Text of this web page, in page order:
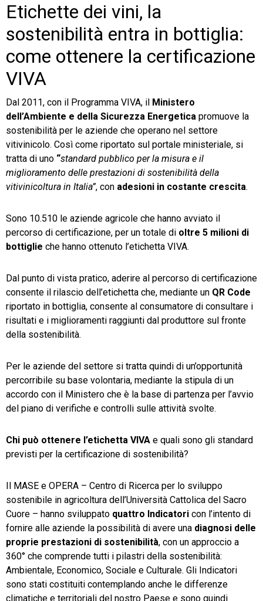
Etichette dei vini, la
sostenibilità entra in bottiglia:
come ottenere la certificazione
VIVA
Dal 2011, con il Programma VIVA, il Ministero
dell’Ambiente e della Sicurezza Energetica promuove la
sostenibilità per le aziende che operano nel settore
vitivinicolo. Così come riportato sul portale ministeriale, si
tratta di uno “standard pubblico per la misura e il
miglioramento delle prestazioni di sostenibilità della
vitivinicoltura in Italia”, con adesioni in costante crescita.
Sono 10.510 le aziende agricole che hanno avviato il
percorso di certificazione, per un totale di oltre 5 milioni di
bottiglie che hanno ottenuto l’etichetta VIVA.
Dal punto di vista pratico, aderire al percorso di certificazione
consente il rilascio dell’etichetta che, mediante un QR Code
riportato in bottiglia, consente al consumatore di consultare i
risultati e i miglioramenti raggiunti dal produttore sul fronte
della sostenibilità.
Per le aziende del settore si tratta quindi di un’opportunità
percorribile su base volontaria, mediante la stipula di un
accordo con il Ministero che è la base di partenza per l’avvio
del piano di verifiche e controlli sulle attività svolte.
Chi può ottenere l’etichetta VIVA e quali sono gli standard
previsti per la certificazione di sostenibilità?
Il MASE e OPERA – Centro di Ricerca per lo sviluppo
sostenibile in agricoltura dell’Università Cattolica del Sacro
Cuore – hanno sviluppato quattro Indicatori con l’intento di
fornire alle aziende la possibilità di avere una diagnosi delle
proprie prestazioni di sostenibilità, con un approccio a
360° che comprende tutti i pilastri della sostenibilità:
Ambientale, Economico, Sociale e Culturale. Gli Indicatori
sono stati costituiti contemplando anche le differenze
climatiche e territoriali del nostro Paese e sono quindi